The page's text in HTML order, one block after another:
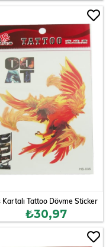
Kartalı Tattoo Dövme Sticker
₺30,97